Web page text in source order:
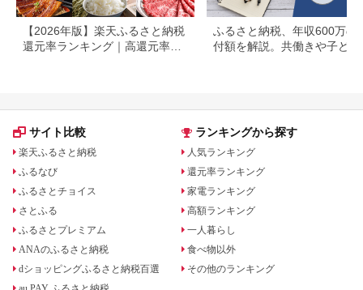
【2026年版】楽天ふるさと納税
還元率ランキング｜高還元率返
ふるさと納税、年収600万の
付額を解説。共働きや子ども
サイト比較
楽天ふるさと納税
ふるなび
ふるさとチョイス
さとふる
ふるさとプレミアム
ANAのふるさと納税
dショッピングふるさと納税百選
ランキングから探す
人気ランキング
還元率ランキング
家電ランキング
高額ランキング
一人暮らし
食べ物以外
その他のランキング